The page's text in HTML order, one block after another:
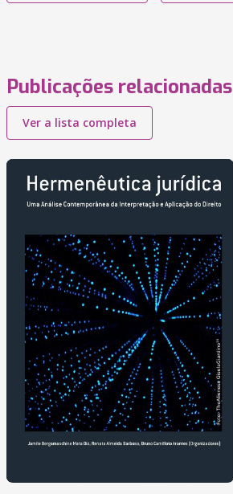
Publicações relacionadas
Ver a lista completa